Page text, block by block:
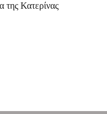
της Κατερίνας